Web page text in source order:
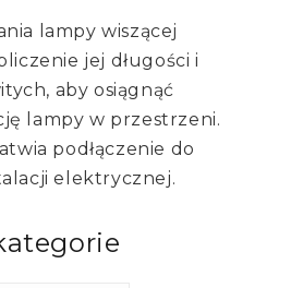
lampy wiszącej
jej długości i
aby osiągnąć
lampy w przestrzeni.
podłączenie do
elektrycznej.